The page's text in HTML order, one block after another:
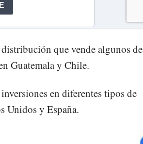
que vende algunos de
Guatemala y Chile.
en diferentes tipos de
Unidos y España.